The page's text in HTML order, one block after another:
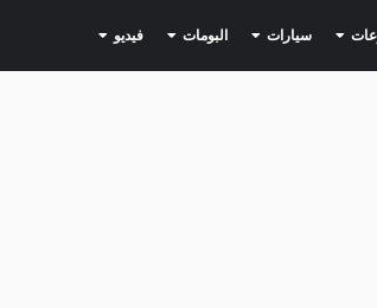
(current) سيارات (current) البومات (current) فيديو (current)